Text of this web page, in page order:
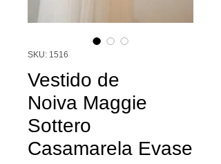
SKU: 1516
Vestido de
Noiva Maggie
Sottero
Casamarela Evase